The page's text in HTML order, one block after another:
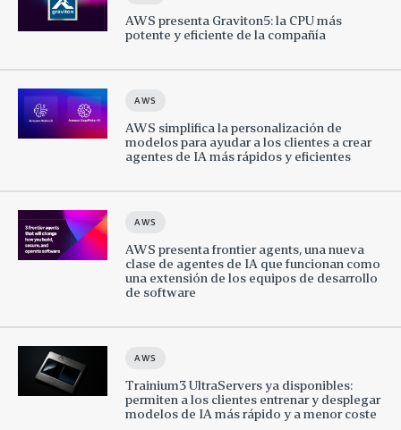
AWS presenta Graviton5: la CPU más
potente y eficiente de la compañía
AWS
AWS simplifica la personalización de
modelos para ayudar a los clientes a crear
agentes de IA más rápidos y eficientes
AWS
AWS presenta frontier agents, una nueva
clase de agentes de IA que funcionan como
una extensión de los equipos de desarrollo
de software
AWS
Trainium3 UltraServers ya disponibles:
permiten a los clientes entrenar y desplegar
modelos de IA más rápido y a menor coste